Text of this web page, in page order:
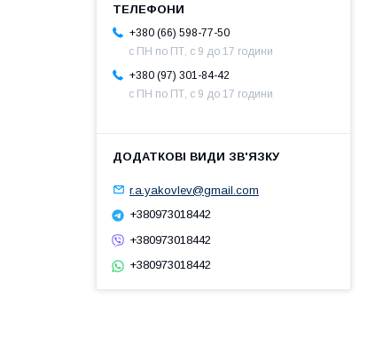
+380 (66) 598-77-50
с ПН по ПТ, с 9 до 17 години
+380 (97) 301-84-42
с ПН по ПТ, с 9 до 17 години
r.a.yakovlev@gmail.com
+380973018442
+380973018442
+380973018442